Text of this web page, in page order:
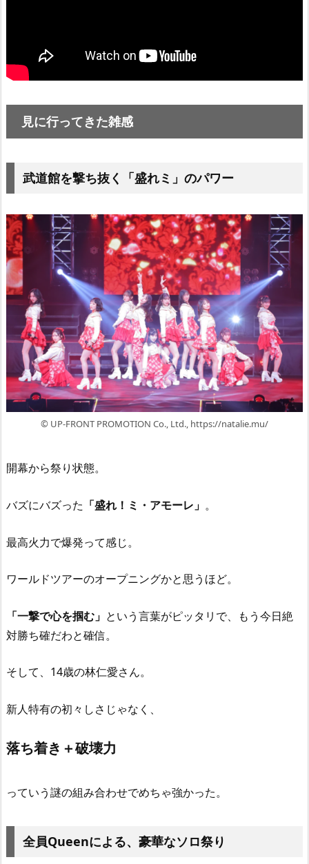
見に行ってきた雑感
武道館を撃ち抜く「盛れミ」のパワー
© UP-FRONT PROMOTION Co., Ltd., https://natalie.mu/
開幕から祭り状態。
バズにバズった 「盛れ！ミ・アモーレ」 。
最高火力で爆発って感じ。
ワールドツアーのオープニングかと思うほど。
「一撃で心を掴む」 という言葉がピッタリで、もう今日絶
対勝ち確だわと確信。
そして、14歳の林仁愛さん。
新人特有の初々しさじゃなく、
落ち着き＋破壊力
っていう謎の組み合わせでめちゃ強かった。
全員Queenによる、豪華なソロ祭り